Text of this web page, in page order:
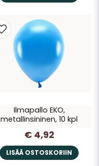
Ilmapallo EKO,
metallinsininen, 10 kpl
€ 4,92
LISÄÄ OSTOSKORIIN